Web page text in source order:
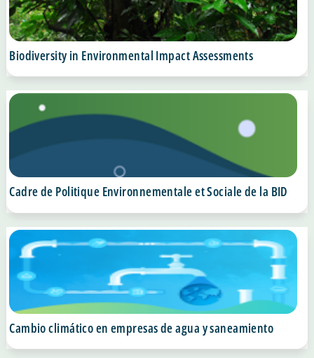
Biodiversity in Environmental Impact Assessments
Cadre de Politique Environnementale et Sociale de la BID
Cambio climático en empresas de agua y saneamiento